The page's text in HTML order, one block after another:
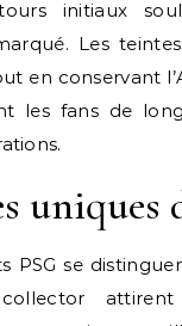
initiaux
Les
en conservant
les fans de
uniques
PSG se